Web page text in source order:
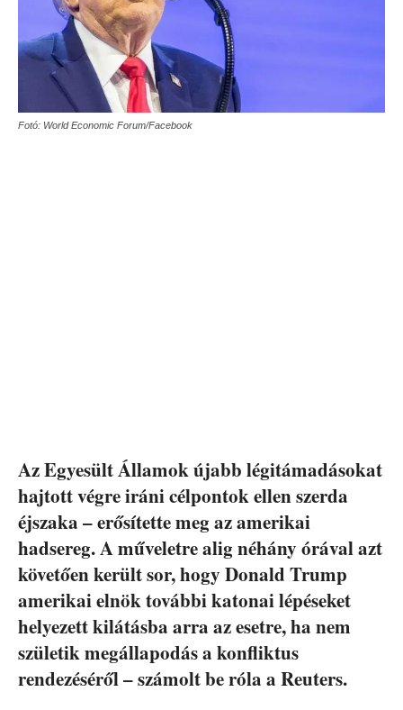
Fotó: World Economic Forum/Facebook
Az Egyesült Államok újabb légitámadásokat
hajtott végre iráni célpontok ellen szerda
éjszaka – erősítette meg az amerikai
hadsereg. A műveletre alig néhány órával azt
követően került sor, hogy Donald Trump
amerikai elnök további katonai lépéseket
helyezett kilátásba arra az esetre, ha nem
születik megállapodás a konfliktus
rendezéséről – számolt be róla a Reuters.